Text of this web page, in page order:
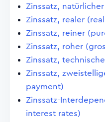
Zinssatz,
Zinssatz, realer
Zinssatz, reiner
Zinssatz, roher
Zinssatz,
Zinssatz,
payment)
Zinssatz-
interest rates)